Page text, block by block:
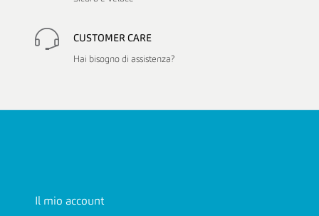
CUSTOMER CARE
Hai bisogno di assistenza?
Il mio account